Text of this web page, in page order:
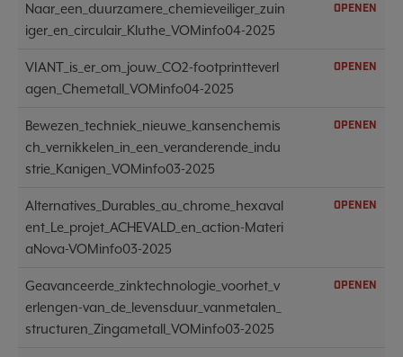
Naar_een_duurzamere_chemieveiliger_zuin
iger_en_circulair_Kluthe_VOMinfo04-2025
OPENEN
VIANT_is_er_om_jouw_CO2-footprintteverl
agen_Chemetall_VOMinfo04-2025
OPENEN
Bewezen_techniek_nieuwe_kansenchemis
ch_vernikkelen_in_een_veranderende_indu
strie_Kanigen_VOMinfo03-2025
OPENEN
Alternatives_Durables_au_chrome_hexaval
ent_Le_projet_ACHEVALD_en_action-Materi
aNova-VOMinfo03-2025
OPENEN
Geavanceerde_zinktechnologie_voorhet_v
erlengen-van_de_levensduur_vanmetalen_
structuren_Zingametall_VOMinfo03-2025
OPENEN